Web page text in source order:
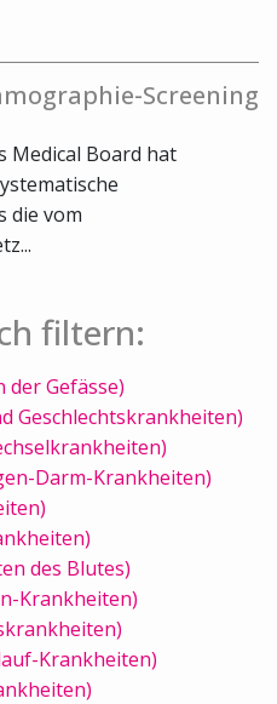
Screening
Medical Board hat
die vom
filtern:
Gefässe)
Geschlechtskrankheiten)
Darm-Krankheiten)
des Blutes)
Krankheiten)
Krankheiten)